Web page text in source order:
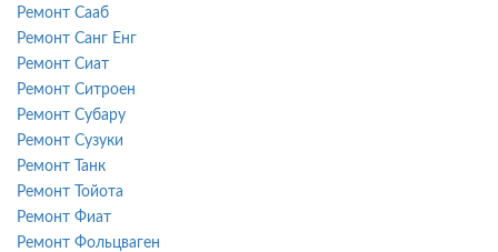
Ремонт Сааб
Ремонт Санг Енг
Ремонт Сиат
Ремонт Ситроен
Ремонт Субару
Ремонт Сузуки
Ремонт Танк
Ремонт Тойота
Ремонт Фиат
Ремонт Фольцваген